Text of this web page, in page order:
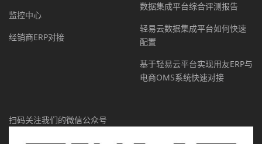
监控中心
经销商ERP对接
数据集成平台综合评测报告
轻易云数据集成平台如何快速
配置
基于轻易云平台实现用友ERP与
电商OMS系统快速对接
扫码关注我们的微信公众号